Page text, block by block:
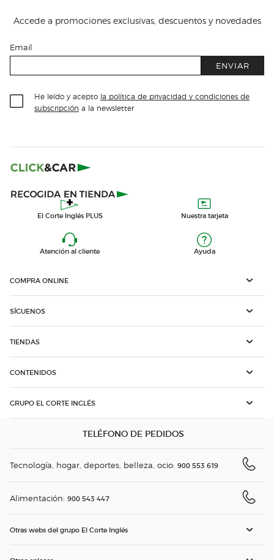
Accede a promociones exclusivas, descuentos y novedades
Email
ENVIAR
He leído y acepto la política de privacidad y condiciones de
subscripción a la newsletter
El Corte Inglés PLUS Nuestra tarjeta
Atención al cliente Ayuda
COMPRA ONLINE
SÍGUENOS
TIENDAS
CONTENIDOS
GRUPO EL CORTE INGLÉS
TELÉFONO DE PEDIDOS
Tecnología, hogar, deportes, belleza, ocio: 900 553 619
Alimentación: 900 543 447
Otras webs del grupo El Corte Inglés